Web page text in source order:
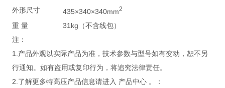
外形尺寸
435×340×340mm2
重 量
31kg（不含线包）
注：
1.产品外观以实际产品为准，技术参数与型号如有变动，恕不另
行通知。如有盗用或复印行为，将追究法律责任。
2.了解更多特高压产品信息请进入 产品中心 。：